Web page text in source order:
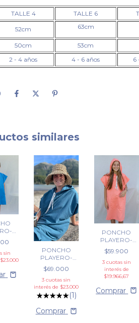
TALLE 4 TALLE 6
52cm 63cm
50cm
53cm
2 - 4 años 4 - 6 años 6
similares
sin
$23.000
PONCHO
PLAYERO-
Azul Petroleo
$69.000
3 cuotas sin
interés de $23.000
(1)
Comprar
PONCHO
PLAYERO-
$59.900
3 cuotas sin
interés de
$19.966,67
Comprar